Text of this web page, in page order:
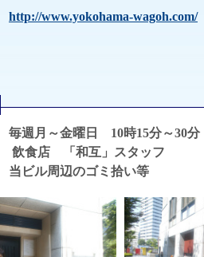
http://www.yokohama-wagoh.com/
週月～金曜日 10時15分～30分
食店 「和互」スタッフ
ビル周辺のゴミ拾い等